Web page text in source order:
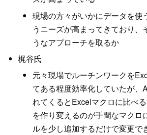
現場の方々がいかにデータを使
うニーズが高まってきており、
うなアプローチを取るか
梶谷氏
元々現場でルーチンワークを
てある程度効率化していたが、
れてくるとExcelマクロに比べ
を作り変えるのが手間なマクロ
ルを少し追加するだけで変更で